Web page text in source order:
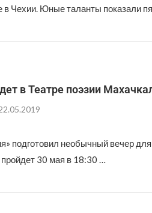
Чехии. Юные таланты показали
в Театре поэзии
подготовил необычный вечер
30 мая в 18:30 …